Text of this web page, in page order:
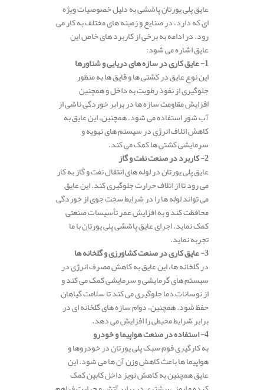
عایق پلی‌ یورتان پاششی به دلیل خصوصیات ویژه‌
ای که دارد، در صنایع و زمینه‌ های مختلف به کار می‌
رود. در ادامه به برخی از کاربرد های خاص این
عایق اشاره می‌ شود:
1- عایق‌ کاری در سازه‌ های دریایی و شناورها
این نوع عایق در کشتی‌ ها و قایق‌ ها به منظور
جلوگیری از نفوذ رطوبت به داخل و همچنین
افزایش مقاومت سازه‌ ها در برابر خوردگی ناشی از
آب شور استفاده می‌ شود. همچنین، این عایق به
کاهش اتلاف انرژی در سیستم‌ های تهویه و
سرمایشی کشتی‌ ها کمک می‌ کند.
2- کاربرد در صنعت نفت و گاز
عایق پلی‌ یورتان در لوله‌ های انتقال نفت و گاز به کار
می‌ رود تا از اتلاف حرارت جلوگیری کند. این عایق
می‌ تواند لوله‌ ها را در شرایط سخت جوی از خوردگی
محافظت کند و به افزایش عمر تأسیسات صنعتی
کمک نماید. اجرای عایق پاششی پلی یورتان با ما
تجربه نماید.
3- عایق‌ کاری در صنعت کشاورزی و گلخانه‌ ها
در گلخانه‌ ها، این عایق به کاهش مصرف انرژی در
سیستم‌ های گرمایشی و سرمایشی کمک می‌ کند و
از نوسانات دما جلوگیری می‌ کند تا سلامت گیاهان
حفظ شود. همچنین، دوام سازه‌ های گلخانه‌ ای در
برابر شرایط محیطی را افزایش می‌ دهد.
4- استفاده در صنعت هواپیما و خودرو
به کارگیری فوم سبک پلی‌ یورتان در خودروها و
هواپیما ها باعث کاهش وزن آن‌ ها می‌ شود. این
عایق همچنین به کاهش نویز داخل کابین کمک